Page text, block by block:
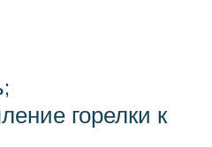
горелки к